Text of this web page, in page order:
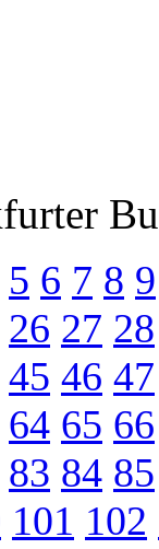
5 6 7 8 9
26 27 28
45 46 47
64 65 66
83 84 85
101 102